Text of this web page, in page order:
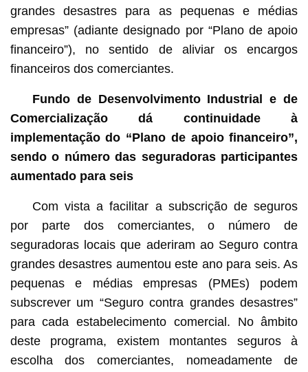
grandes desastres para as pequenas e médias
empresas” (adiante designado por “Plano de apoio
financeiro”), no sentido de aliviar os encargos
financeiros dos comerciantes.
Fundo de Desenvolvimento Industrial e de
Comercialização dá continuidade à
implementação do “Plano de apoio financeiro”,
sendo o número das seguradoras participantes
aumentado para seis
Com vista a facilitar a subscrição de seguros
por parte dos comerciantes, o número de
seguradoras locais que aderiram ao Seguro contra
grandes desastres aumentou este ano para seis. As
pequenas e médias empresas (PMEs) podem
subscrever um “Seguro contra grandes desastres”
para cada estabelecimento comercial. No âmbito
deste programa, existem montantes seguros à
escolha dos comerciantes, nomeadamente de